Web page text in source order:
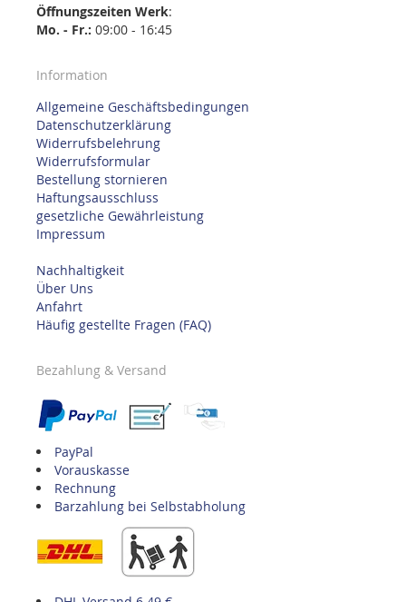
Öffnungszeiten Werk:
Mo. - Fr.: 09:00 - 16:45
Information
Allgemeine Geschäftsbedingungen
Datenschutzerklärung
Widerrufsbelehrung
Widerrufsformular
Bestellung stornieren
Haftungsausschluss
gesetzliche Gewährleistung
Impressum
Nachhaltigkeit
Über Uns
Anfahrt
Häufig gestellte Fragen (FAQ)
Bezahlung & Versand
PayPal
Vorauskasse
Rechnung
Barzahlung bei Selbstabholung